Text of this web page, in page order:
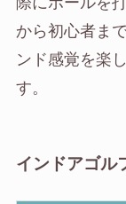
から初心者ま
ンド感覚を楽
す。
インドアゴル